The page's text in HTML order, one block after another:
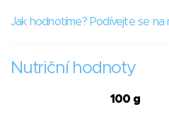
Jak hodnotíme? Podívejte se na
Nutriční hodnoty
100 g